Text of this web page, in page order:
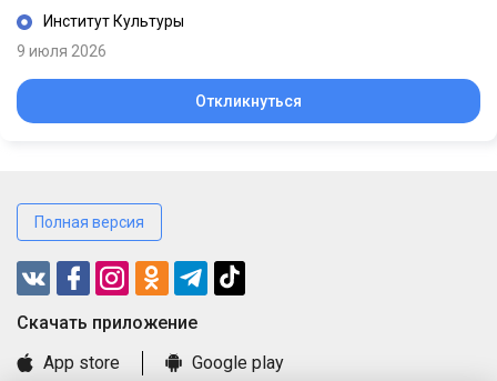
Институт Культуры
9 июля 2026
Откликнуться
Полная версия
Cкачать приложение
App store
Google play